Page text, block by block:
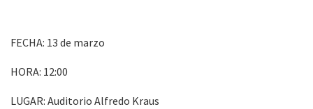
FECHA: 13 de marzo
HORA: 12:00
LUGAR: Auditorio Alfredo Kraus